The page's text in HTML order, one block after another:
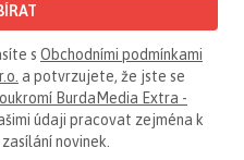
s Obchodními podmínkami
a potvrzujete, že jste se
BurdaMedia Extra -
údaji pracovat zejména k
novinek.